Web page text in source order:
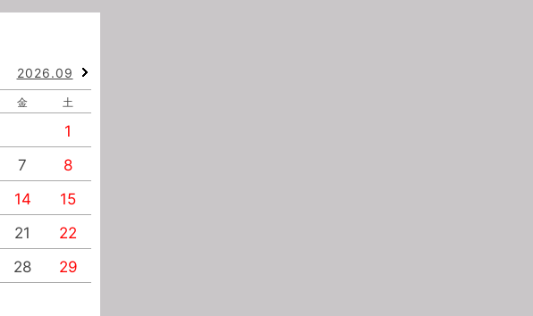
2026.09
金 土
1
7
8
14
15
21
22
28
29